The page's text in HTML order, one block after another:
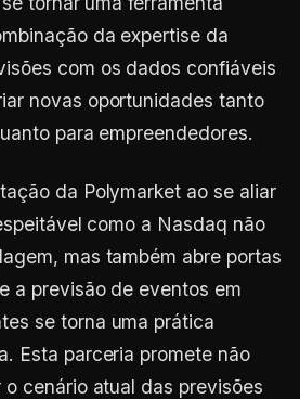
da expertise da
com os dados confiáveis
novas oportunidades tanto
para empreendedores.
da Polymarket ao se aliar
como a Nasdaq não
mas também abre portas
a previsão de eventos em
se torna uma prática
Esta parceria promete não
o cenário atual das previsões